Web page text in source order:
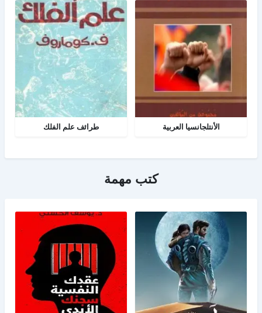
الأنتلجانسيا العربية طرائف علم الفلك
كتب مهمة